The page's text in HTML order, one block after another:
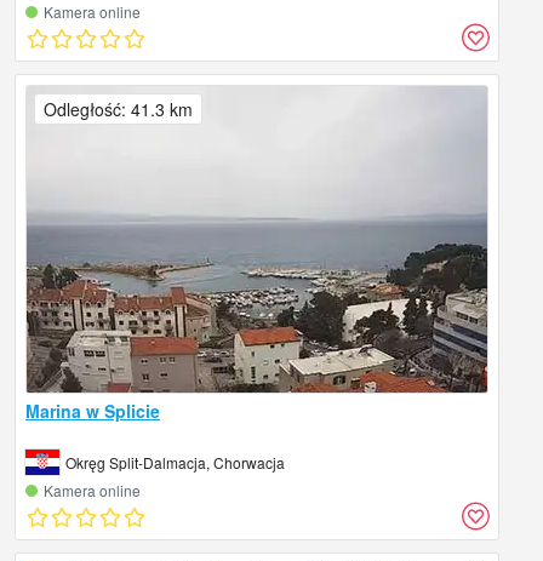
Kamera online
Marina w Splicie
Okręg Split-Dalmacja, Chorwacja
Kamera online
Odległość: 41.3 km